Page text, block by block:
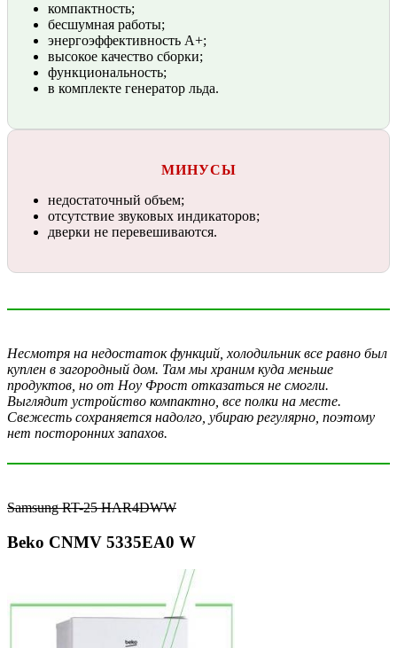
компактность;
бесшумная работы;
энергоэффективность А+;
высокое качество сборки;
функциональность;
в комплекте генератор льда.
МИНУСЫ
недостаточный объем;
отсутствие звуковых индикаторов;
дверки не перевешиваются.
Несмотря на недостаток функций, холодильник все равно был
куплен в загородный дом. Там мы храним куда меньше
продуктов, но от Ноу Фрост отказаться не смогли.
Выглядит устройство компактно, все полки на месте.
Свежесть сохраняется надолго, убираю регулярно, поэтому
нет посторонних запахов.
Samsung RT-25 HAR4DWW
Beko CNMV 5335EA0 W